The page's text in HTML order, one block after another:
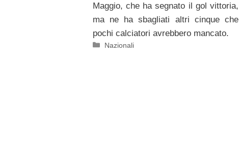
Maggio, che ha segnato il gol vittoria,
ma ne ha sbagliati altri cinque che
pochi calciatori avrebbero mancato.
Categorie
Nazionali